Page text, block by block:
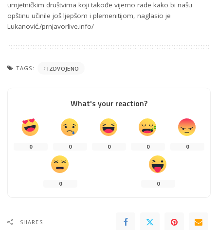
umjetničkim društvima koji takođe vijerno rade kako bi našu
opštinu učinile još ljepšom i plemenitijom, naglasio je
Lukanović./prnjavorlive.info/
TAGS: IZDVOJENO
What's your reaction?
0 0 0 0 0
0 0
SHARES